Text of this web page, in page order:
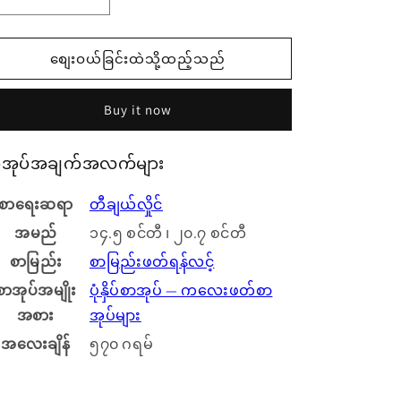
ကြား
ထင်ရှား
ထား
အိတ်ဆောင်
၁၀
အတွက်
ကြား
ထင်ရှား
သိ
ဖွယ်
အိတ်ဆောင်
၁၀
အတွက်
အရေအတွက်
စျေးဝယ်ခြင်းထဲသို့ထည့်သည်
Buy it now
အုပ်အချက်အလက်များ
ာရေးဆရာ
တီချယ်လှိုင်
အမည်
၁၄.၅ စင်တီ ၊ ၂၀.၇ စင်တီ
စာမြည်း
စာမြည်းဖတ်ရန်လင့်
ာအုပ်အမျိုး
အစား
ပုံနှိပ်စာအုပ် — ကလေးဖတ်စာ
အုပ်များ
အလေးချိန်
၅၇၀ ဂရမ်